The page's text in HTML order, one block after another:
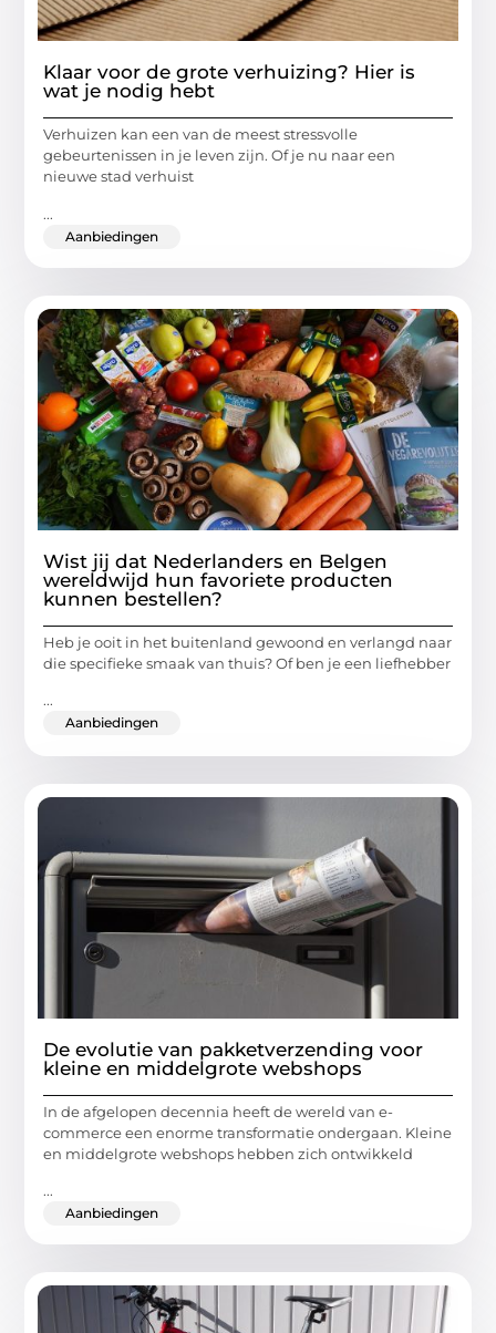
Klaar voor de grote verhuizing? Hier is
wat je nodig hebt
Verhuizen kan een van de meest stressvolle
gebeurtenissen in je leven zijn. Of je nu naar een
nieuwe stad verhuist
...
Aanbiedingen
Wist jij dat Nederlanders en Belgen
wereldwijd hun favoriete producten
kunnen bestellen?
Heb je ooit in het buitenland gewoond en verlangd naar
die specifieke smaak van thuis? Of ben je een liefhebber
...
Aanbiedingen
De evolutie van pakketverzending voor
kleine en middelgrote webshops
In de afgelopen decennia heeft de wereld van e-
commerce een enorme transformatie ondergaan. Kleine
en middelgrote webshops hebben zich ontwikkeld
...
Aanbiedingen